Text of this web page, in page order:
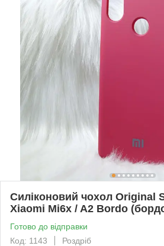
Силіконовий чохол Original
Xiaomi Mi6x / A2 Bordo
Готово до відправки
Код: 1143
Роздріб